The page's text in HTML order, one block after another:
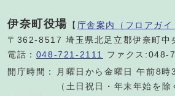
伊奈町役場 【 庁舎案内（フロアガイ
〒362-8517 埼玉県北足立郡伊奈町中
電話： 048-721-2111
ファクス:048-
開庁時間：
月曜日から金曜日 午前8
（土日祝日・年末年始を除